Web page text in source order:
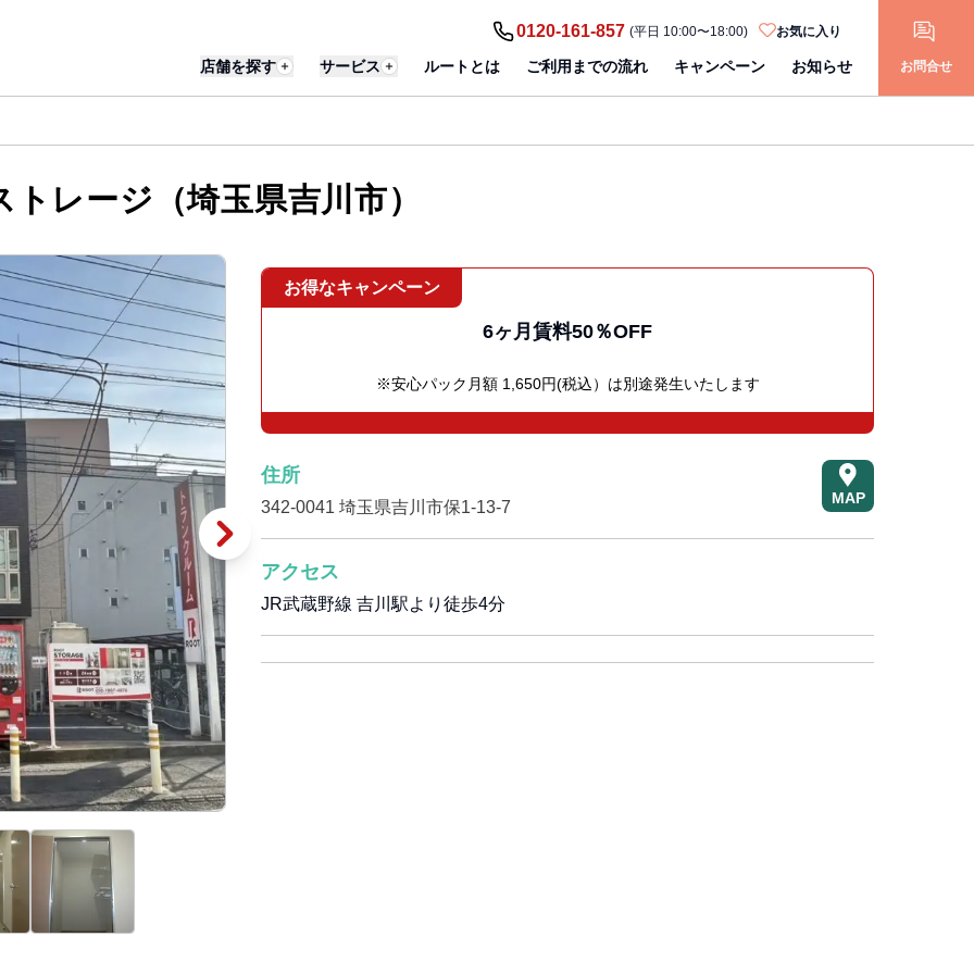
0120-161-857 (平日 10:00〜18:00) お気に入り
店舗を探す サービス ルートとは ご利用までの流れ キャンペーン お知らせ お問合せ
レージ（埼玉県吉川市）
お得なキャンペーン
6ヶ月賃料50％OFF
※安心パック月額 1,650円(税込）は別途発生いたします
住所
342-0041 埼玉県吉川市保1-13-7 MAP
アクセス
JR武蔵野線 吉川駅より徒歩4分